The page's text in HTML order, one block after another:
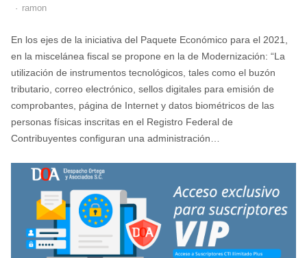
Author
ramon
En los ejes de la iniciativa del Paquete Económico para el 2021,
en la miscelánea fiscal se propone en la de Modernización: “La
utilización de instrumentos tecnológicos, tales como el buzón
tributario, correo electrónico, sellos digitales para emisión de
comprobantes, página de Internet y datos biométricos de las
personas físicas inscritas en el Registro Federal de
Contribuyentes configuran una administración…